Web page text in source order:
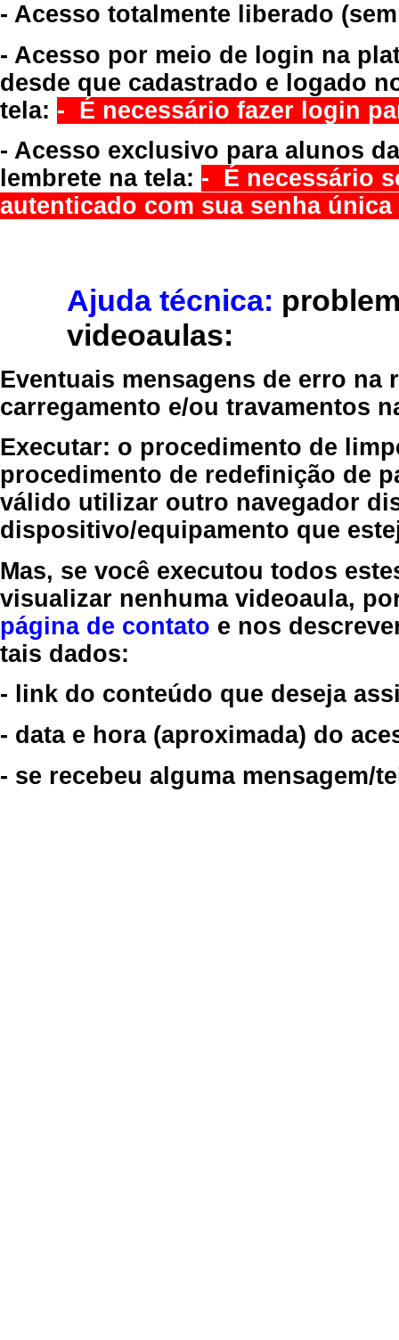
- Acesso totalmente liberado
- Acesso por meio de login na
desde que cadastrado e logado
tela: - É necessário fazer login
- Acesso exclusivo para alunos
lembrete na tela: - É necessário
autenticado com sua senha
Ajuda técnica:
videoaulas:
Eventuais mensagens de erro
carregamento e/ou travamentos
Executar: o procedimento de
procedimento de redefinição de
válido utilizar outro navegador
dispositivo/equipamento que
Mas, se você executou todos
visualizar nenhuma videoaula,
página de contato e nos
tais dados:
- link do conteúdo que deseja
- data e hora (aproximada) do
- se recebeu alguma mensagem/